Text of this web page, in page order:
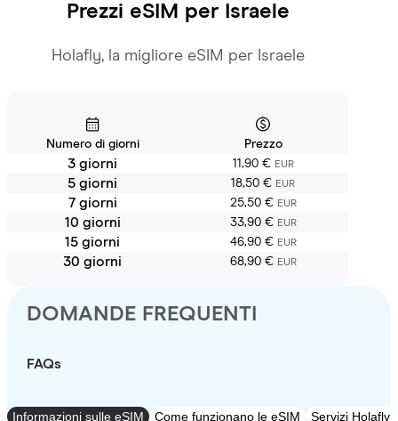
Prezzi eSIM per Israele
Holafly, la migliore eSIM per Israele
Numero di giorni Prezzo
3 giorni 11,90 € EUR
5 giorni 18,50 € EUR
7 giorni 25,50 € EUR
10 giorni 33,90 € EUR
15 giorni 46,90 € EUR
30 giorni 68,90 € EUR
DOMANDE FREQUENTI
FAQs
Informazioni sulle eSIM Come funzionano le eSIM Servizi Holafly